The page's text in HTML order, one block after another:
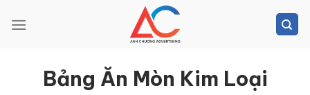
Bảng Ăn Mòn Kim Loại